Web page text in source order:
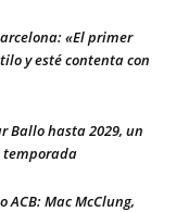
«El primer
y esté contenta con
Ballo hasta 2029, un
temporada
Mac McClung,